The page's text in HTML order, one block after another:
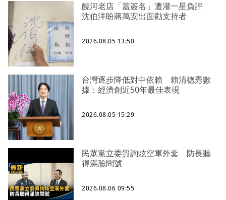
饒河老店「蓋簽名」遭灌一星負評
沈伯洋盼蔣萬安出面勸支持者
2026.08.05 13:50
台灣逐步降低對中依賴 賴清德秀數
據：經濟創近50年最佳表現
2026.08.05 15:29
民眾黨立委質詢炫空軍外套 防長聽
得滿臉問號
2026.08.06 09:55